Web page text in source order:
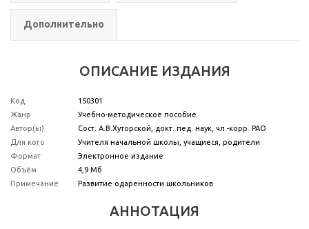
Дополнительно
ОПИСАНИЕ ИЗДАНИЯ
Код
150301
Жанр
Учебно-методическое пособие
Автор(ы)
Сост. А.В.Хуторской, докт. пед. наук, чл.-корр. РАО
Для кого
Учителя начальной школы, учащиеся, родители
Формат
Электронное издание
Объём
4,9 Мб
Примечание
Развитие одаренности школьников
АННОТАЦИЯ